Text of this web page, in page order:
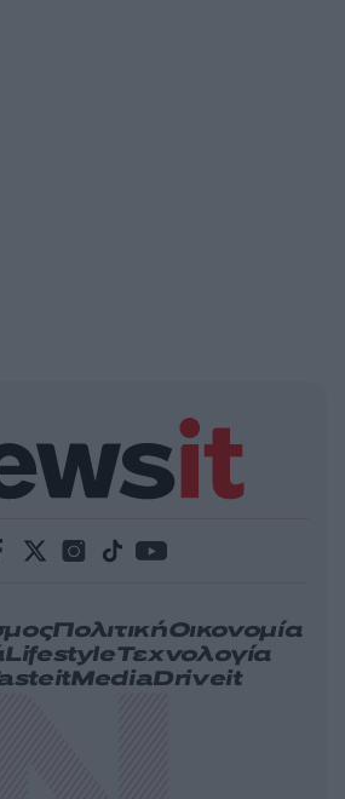
ΠολιτικήΟικονομία
LifestyleΤεχνολογία
MediaDriveit